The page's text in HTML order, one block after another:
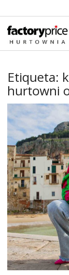
Etiqueta:
hurtowni